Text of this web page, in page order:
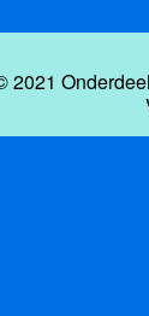
2021